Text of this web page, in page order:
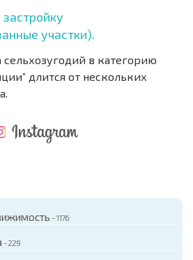
участки).
в категорию
длится от нескольких
- 1176
- 229